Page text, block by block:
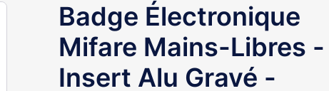
Badge Électronique
Mifare Mains-Libres -
Insert Alu Gravé -